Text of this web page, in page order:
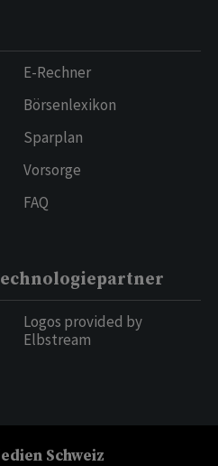
E-Rechner
Börsenlexikon
Sparplan
Vorsorge
FAQ
Logos provided by
Elbstream
Schweiz